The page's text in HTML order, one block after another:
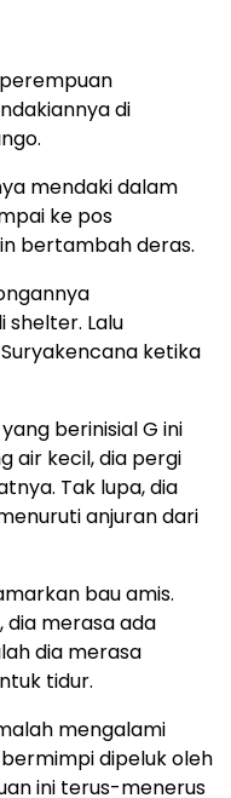
di
mendaki dalam
ke pos
bertambah deras.
Lalu
ketika
berinisial G ini
air kecil, dia pergi
Tak lupa, dia
anjuran dari
bau amis.
dia merasa ada
dia merasa
tidur.
mengalami
dipeluk oleh
ini terus-menerus